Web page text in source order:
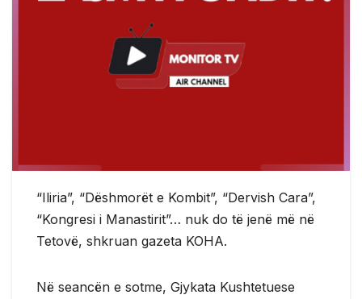
“Iliria”, “Dëshmorët e Kombit”, “Dervish Cara”,
“Kongresi i Manastirit”… nuk do të jenë më në
Tetovë, shkruan gazeta KOHA.
Në seancën e sotme, Gjykata Kushtetuese